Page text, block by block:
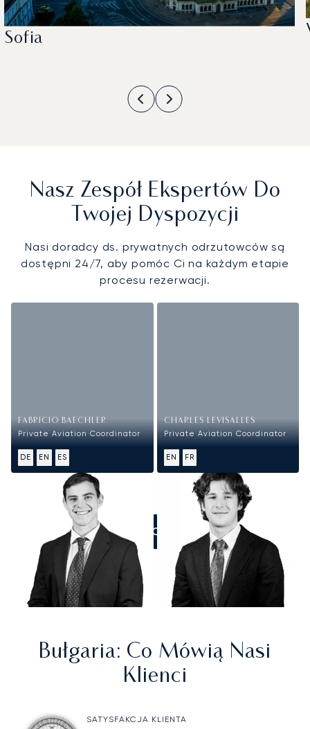
Sofia
Nasz Zespół Ekspertów Do
Twojej Dyspozycji
Nasi doradcy ds. prywatnych odrzutowców są
dostępni 24/7, aby pomóc Ci na każdym etapie
procesu rezerwacji.
FABRICIO BAECHLER
Private Aviation Coordinator
DE EN ES
CHARLES LEVISALLES
Private Aviation Coordinator
EN FR
ZADZWOŃCIE DO NAS
Bułgaria: Co Mówią Nasi
Klienci
SATYSFAKCJA KLIENTA